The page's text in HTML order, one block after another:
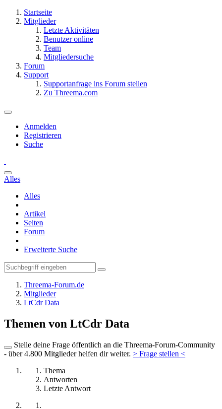
Startseite
Mitglieder
Letzte Aktivitäten
Benutzer online
Team
Mitgliedersuche
Forum
Support
Supportanfrage ins Forum stellen
Zu Threema.com
Anmelden
Registrieren
Suche
Alles
Alles
Artikel
Seiten
Forum
Erweiterte Suche
Threema-Forum.de
Mitglieder
LtCdr Data
Themen von LtCdr Data
Stelle deine Frage öffentlich an die Threema-Forum-Community
- über 4.800 Mitglieder helfen dir weiter. > Frage stellen <
Thema
Antworten
Letzte Antwort